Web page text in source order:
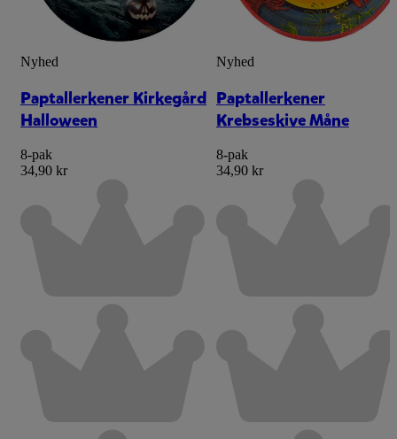
Nyhed
Paptallerkener Kirkegård
Halloween
8-pak
34,90 kr
Nyhed
Paptallerkener
Krebseskive Måne
8-pak
34,90 kr